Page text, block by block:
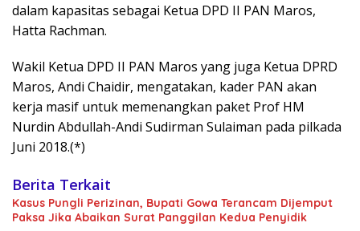
dalam kapasitas sebagai Ketua DPD II PAN Maros,
Hatta Rachman.
Wakil Ketua DPD II PAN Maros yang juga Ketua DPRD
Maros, Andi Chaidir, mengatakan, kader PAN akan
kerja masif untuk memenangkan paket Prof HM
Nurdin Abdullah-Andi Sudirman Sulaiman pada pilkada
Juni 2018.(*)
Berita Terkait
Kasus Pungli Perizinan, Bupati Gowa Terancam Dijemput
Paksa Jika Abaikan Surat Panggilan Kedua Penyidik